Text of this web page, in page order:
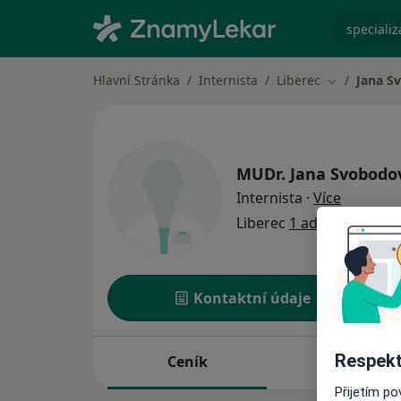
Hlavní Stránka Internista Liberec ZměnaJana
MUDr. Jana
Internista · Víceo
Liberec 1 adresa
Kontaktní údaje
Ceník Adresy
Přijetím